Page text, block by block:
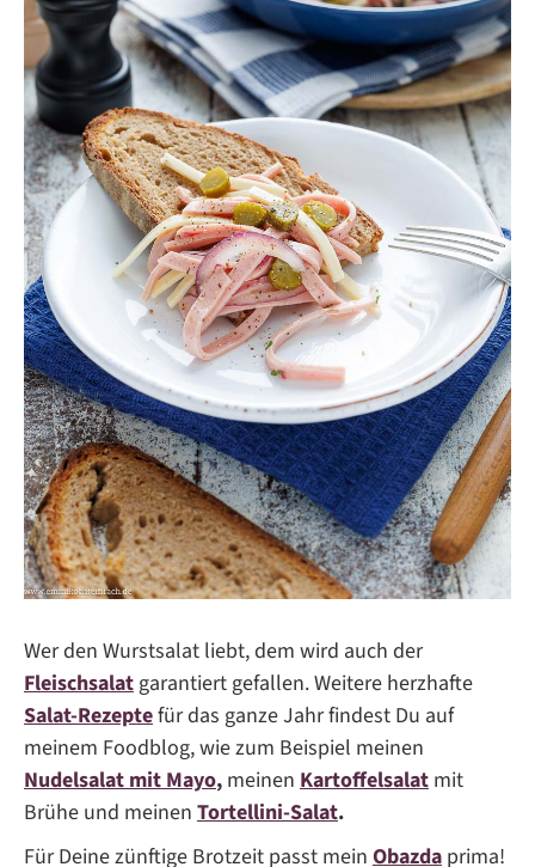
Wer den Wurstsalat liebt, dem wird auch der
Fleischsalatgarantiert gefallen. Weitere herzhafte
Salat-Rezeptefür das ganze Jahr findest Du auf
meinem Foodblog, wie zum Beispiel meinen
Nudelsalat mit Mayo, meinen Kartoffelsalat mit
Brühe und meinen Tortellini-Salat.
Für Deine zünftige Brotzeit passt mein Obazda prima!